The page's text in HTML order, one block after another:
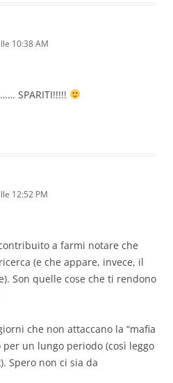
10:38 AM
SPARITI!!!!!
12:52 PM
a farmi notare che
(e che appare, invece, il
Son quelle cose che ti rendono
che non attaccano la “mafia
per un lungo periodo (così leggo
Spero non ci sia da